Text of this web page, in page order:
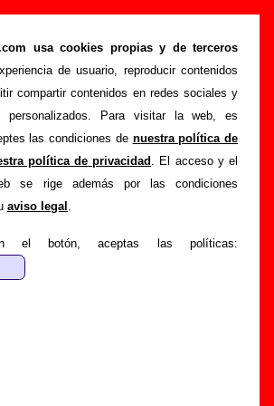
usa cookies propias y de terceros
de usuario, reproducir contenidos
compartir contenidos en redes sociales y
personalizados. Para visitar la web, es
las condiciones de nuestra política de
política de privacidad . El acceso y el
se rige además por las condiciones
aviso legal .
el botón, aceptas las políticas:
información
adicional, puedes enviar nueva
la existente mediante el siguiente
escribiendo un e-mail a
.Gracias por tu